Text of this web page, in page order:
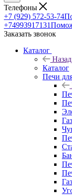
Телефоны
+7 (929) 572-53-74
+74993917131
Заказать звонок
Каталог
Назад
Каталог
Печи